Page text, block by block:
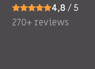
4,8 / 5
270+ reviews